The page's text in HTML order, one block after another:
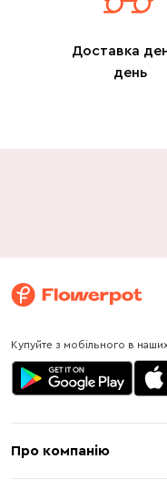
Доставка
день
Купуйте з мобільного в
Про компанію